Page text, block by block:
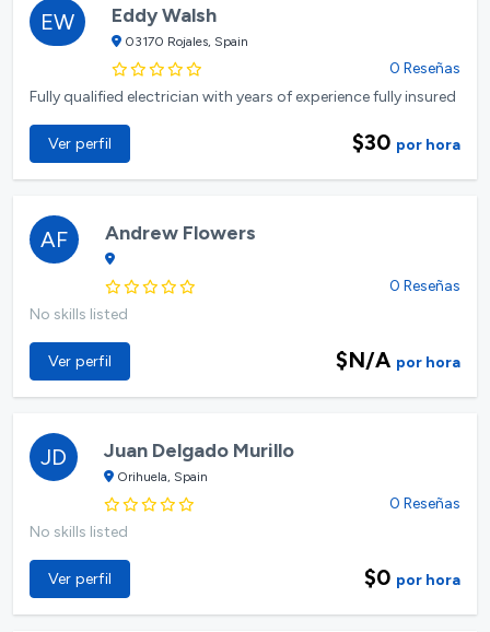
EW Eddy Walsh
03170 Rojales, Spain
0 Reseñas
Fully qualified electrician with years of experience fully insured
Ver perfil $30 por hora
AF Andrew Flowers
0 Reseñas
No skills listed
Ver perfil $N/A por hora
JD Juan Delgado Murillo
Orihuela, Spain
0 Reseñas
No skills listed
Ver perfil $0 por hora